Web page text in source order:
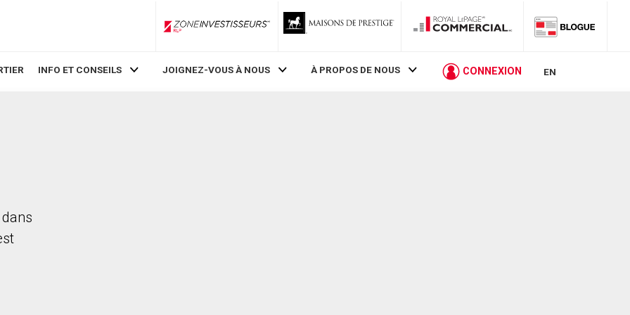
ZoneInvestisseurs RLP
INFO ET CONSEILS JOIGNEZ-VOUS À NOUS À PROPOS DE NOUS CONNEXION EN